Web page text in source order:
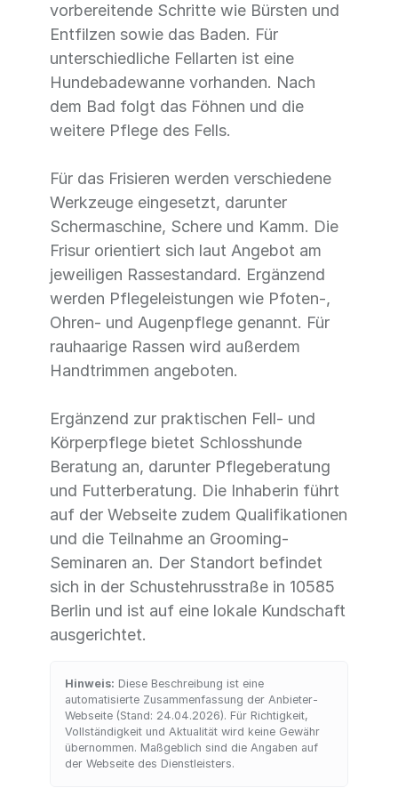
vorbereitende Schritte wie Bürsten und
Entfilzen sowie das Baden. Für
unterschiedliche Fellarten ist eine
Hundebadewanne vorhanden. Nach
dem Bad folgt das Föhnen und die
weitere Pflege des Fells.
Für das Frisieren werden verschiedene
Werkzeuge eingesetzt, darunter
Schermaschine, Schere und Kamm. Die
Frisur orientiert sich laut Angebot am
jeweiligen Rassestandard. Ergänzend
werden Pflegeleistungen wie Pfoten-,
Ohren- und Augenpflege genannt. Für
rauhaarige Rassen wird außerdem
Handtrimmen angeboten.
Ergänzend zur praktischen Fell- und
Körperpflege bietet Schlosshunde
Beratung an, darunter Pflegeberatung
und Futterberatung. Die Inhaberin führt
auf der Webseite zudem Qualifikationen
und die Teilnahme an Grooming-
Seminaren an. Der Standort befindet
sich in der Schustehrusstraße in 10585
Berlin und ist auf eine lokale Kundschaft
ausgerichtet.
Hinweis: Diese Beschreibung ist eine
automatisierte Zusammenfassung der Anbieter-
Webseite (Stand: 24.04.2026). Für Richtigkeit,
Vollständigkeit und Aktualität wird keine Gewähr
übernommen. Maßgeblich sind die Angaben auf
der Webseite des Dienstleisters.